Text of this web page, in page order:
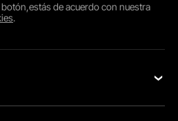
botón,estás de acuerdo con nuestra
.